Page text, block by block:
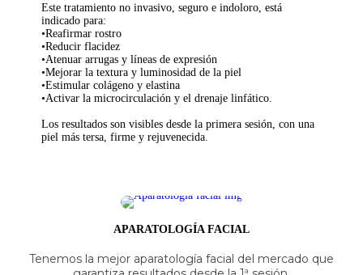
Este tratamiento no invasivo, seguro e indoloro, está
indicado para:
•Reafirmar rostro
•Reducir flacidez
•Atenuar arrugas y líneas de expresión
•Mejorar la textura y luminosidad de la piel
•Estimular colágeno y elastina
•Activar la microcirculación y el drenaje linfático.
Los resultados son visibles desde la primera sesión, con una
piel más tersa, firme y rejuvenecida.
APARATOLOGÍA FACIAL
Tenemos la mejor aparatología facial del mercado que